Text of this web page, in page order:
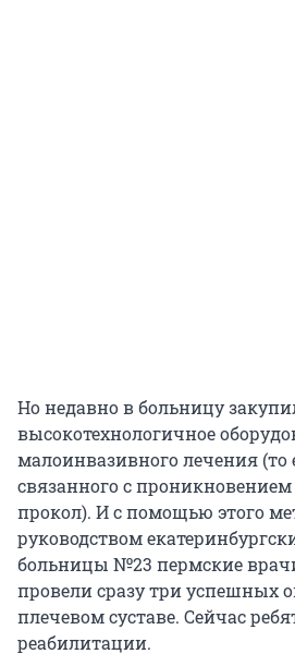
Но недавно в больницу
высокотехнологичное
малоинвазивного лечения (то
связанного с проникновением
прокол). И с помощью этого
руководством
больницы №23 пермские
провели сразу три успешных
плечевом суставе. Сейчас
реабилитации.